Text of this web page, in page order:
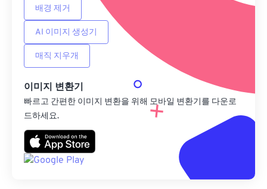
배경 제거
AI 이미지 생성기
매직 지우개
이미지 변환기
빠르고 간편한 이미지 변환을 위해 모바일 변환기를 다운로
드하세요.